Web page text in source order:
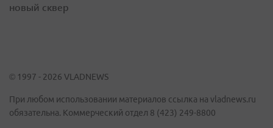
новый сквер
© 1997 - 2026 VLADNEWS
При любом использовании материалов ссылка на vladnews.ru
обязательна. Коммерческий отдел 8 (423) 249-8800